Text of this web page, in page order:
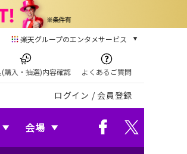
楽天グループのエンタメサービス
本/ゲーム/CD/DVD
楽天ブックス
電子書籍
楽天Kobo
(購入・抽選)内容確認 よくあるご質問
ログイン / 会員登録
会場